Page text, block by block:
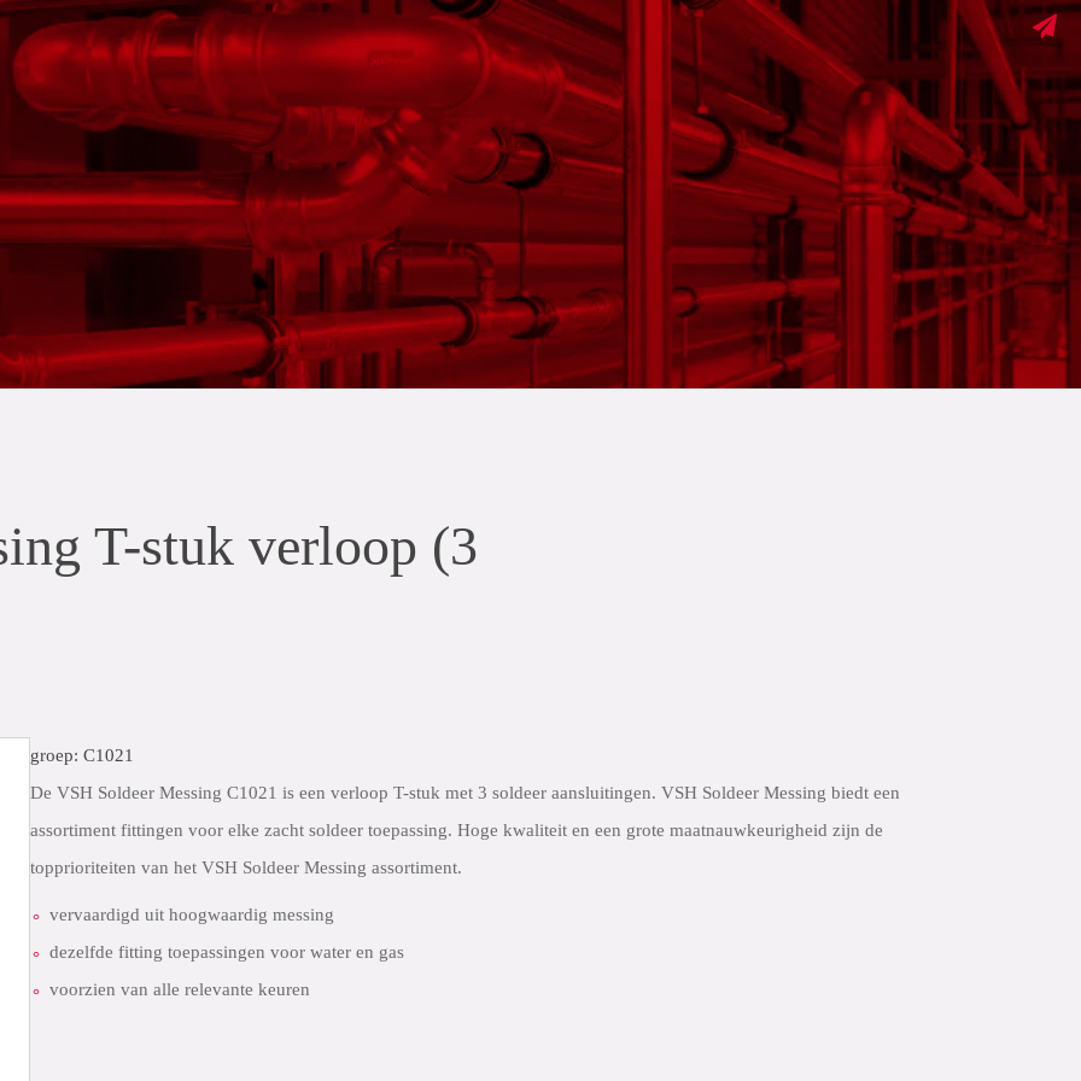
T-stuk verloop (3
groep: C1021
De VSH Soldeer Messing C1021 is een verloop T-stuk met 3 soldeer aansluitingen. VSH Soldeer Messing biedt een
assortiment fittingen voor elke zacht soldeer toepassing. Hoge kwaliteit en een grote maatnauwkeurigheid zijn de
topprioriteiten van het VSH Soldeer Messing assortiment.
vervaardigd uit hoogwaardig messing
dezelfde fitting toepassingen voor water en gas
voorzien van alle relevante keuren